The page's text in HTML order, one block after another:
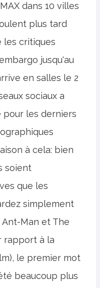
dans 10 villes
plus tard
les critiques
jusqu'au
en salles le 2
sociaux a
les derniers
à cela: bien
soient
que les
simplement
Man et The
rapport à la
le premier mot
beaucoup plus